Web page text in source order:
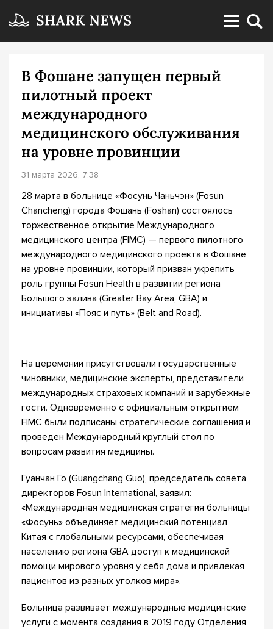
В Фошане запущен первый
пилотный проект
международного
медицинского обслуживания
на уровне провинции
31 марта 2026, 7:38
28 марта в больнице «Фосунь Чаньчэн» (Fosun
Chancheng) города Фошань (Foshan) состоялось
торжественное открытие Международного
медицинского центра (FIMC) — первого пилотного
международного медицинского проекта в Фошане
на уровне провинции, который призван укрепить
роль группы Fosun Health в развитии региона
Большого залива (Greater Bay Area, GBA) и
инициативы «Пояс и путь» (Belt and Road).
На церемонии присутствовали государственные
чиновники, медицинские эксперты, представители
международных страховых компаний и зарубежные
гости. Одновременно с официальным открытием
FIMC были подписаны стратегические соглашения и
проведен Международный круглый стол по
вопросам развития медицины.
Гуанчан Го (Guangchang Guo), председатель совета
директоров Fosun International, заявил:
«Международная медицинская стратегия больницы
«Фосунь» объединяет медицинский потенциал
Китая с глобальными ресурсами, обеспечивая
населению региона GBA доступ к медицинской
помощи мирового уровня у себя дома и привлекая
пациентов из разных уголков мира».
Больница развивает международные медицинские
услуги с момента создания в 2019 году Отделения